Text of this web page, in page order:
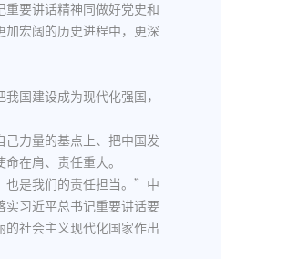
要讲话精神同做好党史和
加宏阔的历史进程中，更深
国建设成为现代化强国，
力量的基点上、把中国发
在肩、责任重大。
也是我们的责任担当。”中
实习近平总书记重要讲话要
的社会主义现代化国家作出